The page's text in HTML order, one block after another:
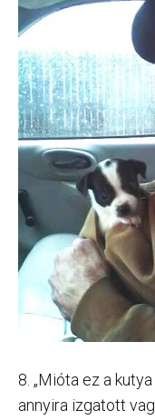
8. „Mióta ez a
annyira izgatott